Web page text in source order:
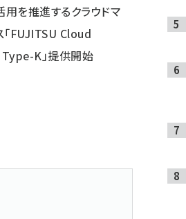
を推進するクラウドマ
「FUJITSU Cloud
K」提供開始